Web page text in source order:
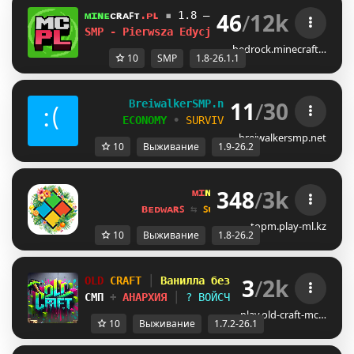
ᴍɪɴᴇᴄʀᴀꜰᴛ.ᴘʟ ▪ 1.8 — 26.1.1
WSPARCIE
SMP - Pierwsza Edycja ! ?
46/12k
bedrock.minecraft…
10 SMP 1.8-26.1.1
Breiwal kerSMP.n t ⚔
1.9 - 26.2
ECONOMY • SURVIV L • C ROSSP Y
11/30
breiwalkersmp.net
10 Выживание 1.9-26.2
ᴍɪɴᴇ ʟᴀ ɴᴅ ɴᴇᴛᴡᴏʀᴋ ☀
ʙᴇᴅᴡᴀʀꜱ ⇆ ꜱᴜʀᴠɪᴠᴀʟ ꜱᴍᴘ ⇆ ꜱᴋʏʙʟᴏᴄᴋ
348/3k
topm.play-ml.kz
10 Выживание 1.8-26.2
OLD CRAFT Ванилла без плагинов
СМП + АНАРХИЯ ? ВОЙСЧАТ │ 1.7.2 -
3/2k
play.old-craft-mc…
10 Выживание 1.7.2-26.1